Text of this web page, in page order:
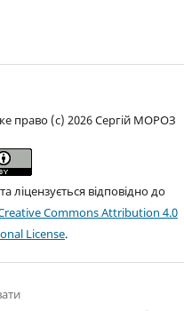
право (c) 2026 Сергій МОРОЗ
ліцензується відповідно до
Commons Attribution 4.0
License.